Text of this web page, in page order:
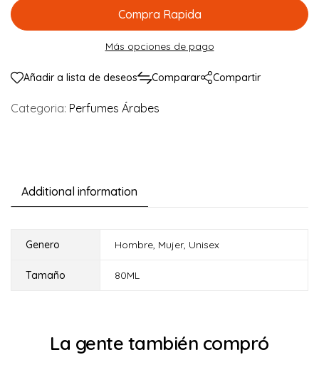
Compra Rapida
Más opciones de pago
Añadir a lista de deseos Comparar Compartir
Categoria: Perfumes Árabes
Additional information
Genero Hombre Mujer Unisex
Tamaño 80ML
La gente también compró